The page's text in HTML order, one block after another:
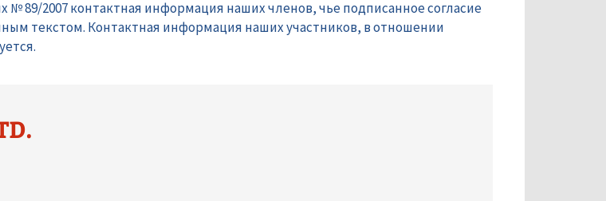
89/2007 контактная информация наших членов, чье подписанное согласие
текстом. Контактная информация наших участников, в отношении